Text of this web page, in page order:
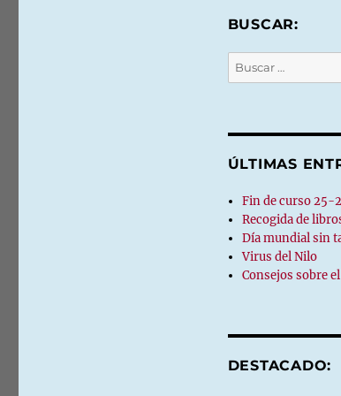
BUSCAR:
Buscar
por:
ÚLTIMAS
Fin de curso 25-
Recogida de
Día mundial sin
Virus del Nilo
Consejos sobre
DESTACADO: